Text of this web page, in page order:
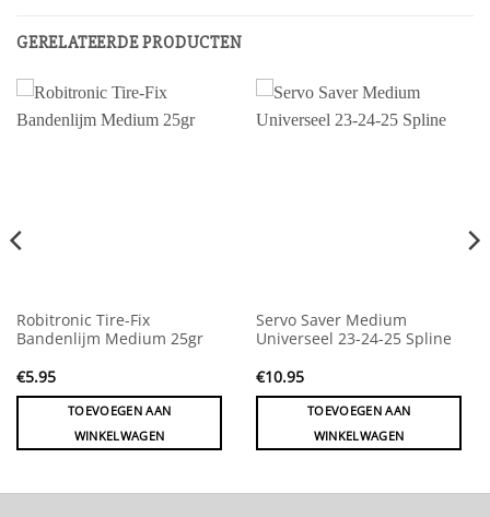
GERELATEERDE PRODUCTEN
Robitronic Tire-Fix
Bandenlijm Medium 25gr
€5.95
TOEVOEGEN AAN
WINKELWAGEN
Servo Saver Medium
Universeel 23-24-25 Spline
€10.95
TOEVOEGEN AAN
WINKELWAGEN